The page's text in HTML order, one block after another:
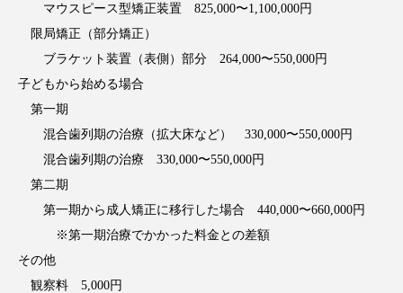
マウスピース型矯正装置 825,000〜1,100,000円
限局矯正（部分矯正）
ブラケット装置（表側）部分 264,000〜550,000円
子どもから始める場合
第一期
混合歯列期の治療（拡大床など） 330,000〜550,000円
混合歯列期の治療 330,000〜550,000円
第二期
第一期から成人矯正に移行した場合 440,000〜660,000円
※第一期治療でかかった料金との差額
その他
観察料 5,000円